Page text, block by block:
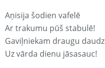
Aņisija šodien vafelē
Ar trakumu pūš stabulē!
Gaviļniekam draugu daudz
Uz vārda dienu jāsasauc!